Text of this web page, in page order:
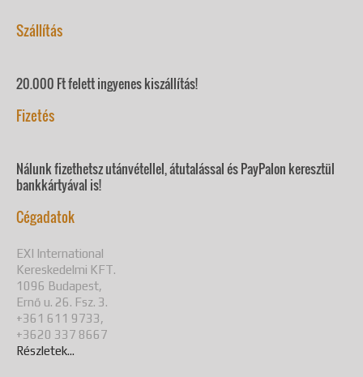
Szállítás
20.000 Ft felett ingyenes kiszállítás!
Fizetés
Nálunk fizethetsz utánvétellel, átutalással és PayPalon keresztül
bankkártyával is!
Cégadatok
EXI International
Kereskedelmi KFT.
1096 Budapest,
Ernő u. 26. Fsz. 3.
+361 611 9733,
+3620 337 8667
Részletek...